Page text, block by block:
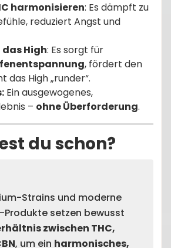
harmonisieren: Es dämpft zu
reduziert Angst und
das High: Es sorgt für
, fördert den
das High „runder“.
Ein ausgewogenes,
– ohne Überforderung.
du schon?
Strains und moderne
Produkte setzen bewusst
zwischen THC,
, um ein harmonisches,